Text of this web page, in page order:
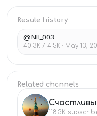
Resale history
@Nll_003
40.3K / 4.5K · May 13,
Related channels
СЧ
118.3K